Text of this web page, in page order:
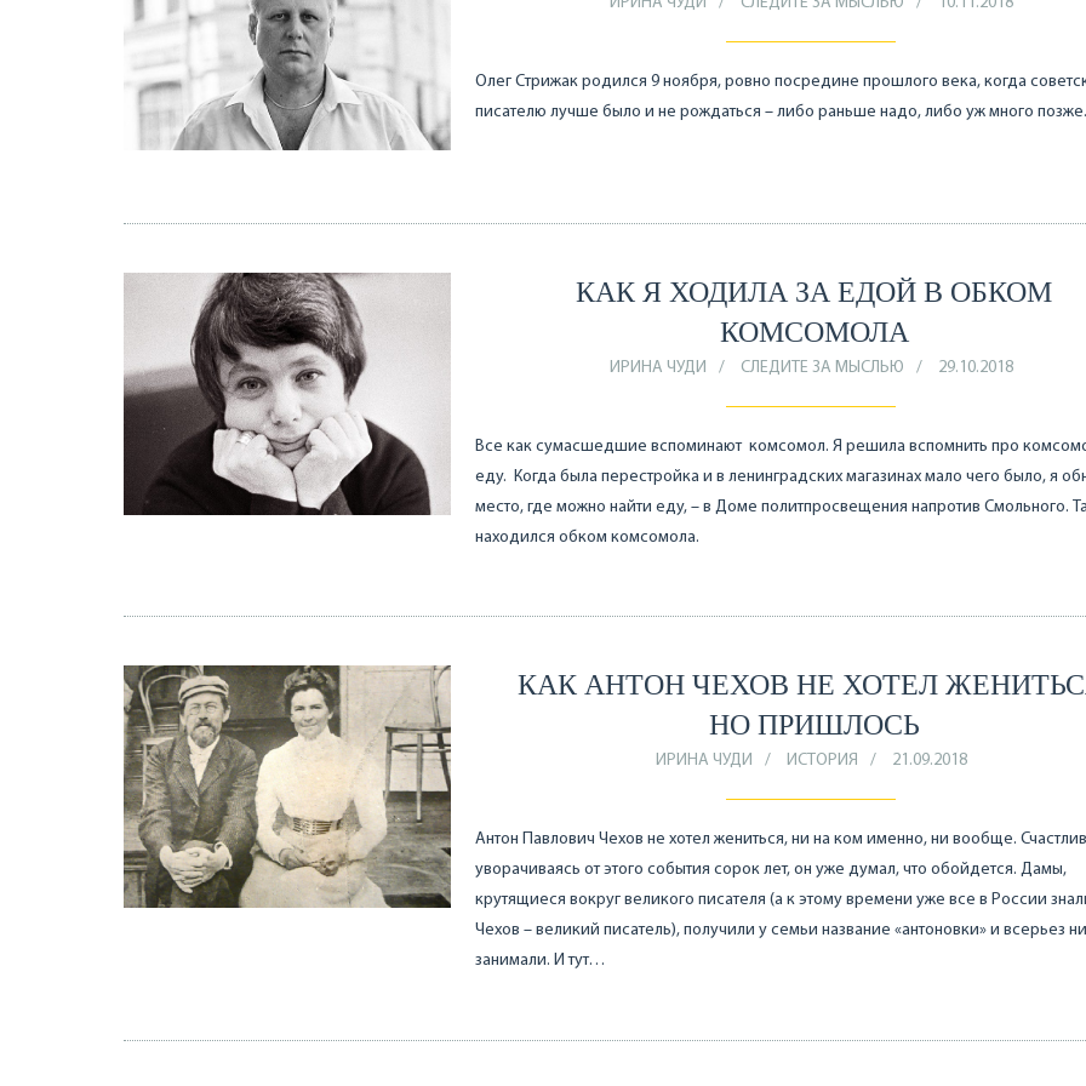
Олег Стрижак родился 9 ноября, ровно посредине прошлого века, когда
писателю лучше было и не рождаться – либо раньше надо, либо уж много позже.
КАК Я ХОДИЛА ЗА ЕДОЙ В ОБКОМ
КОМСОМОЛА
ИРИНА ЧУДИ СЛЕДИТЕ ЗА МЫСЛЬЮ 29.10.2018
Все как сумасшедшие вспоминают комсомол. Я решила вспомнить про
еду. Когда была перестройка и в ленинградских магазинах мало чего было, я
место, где можно найти еду, – в Доме политпросвещения напротив Смольного.
находился обком комсомола.
КАК АНТОН ЧЕХОВ НЕ ХОТЕЛ
НО ПРИШЛОСЬ
ИРИНА ЧУДИ ИСТОРИЯ 21.09.2018
Антон Павлович Чехов не хотел жениться, ни на ком именно, ни вообще.
уворачиваясь от этого события сорок лет, он уже думал, что обойдется. Дамы,
крутящиеся вокруг великого писателя (а к этому времени уже все в России
Чехов – великий писатель), получили у семьи название «антоновки» и всерьез
занимали. И тут…